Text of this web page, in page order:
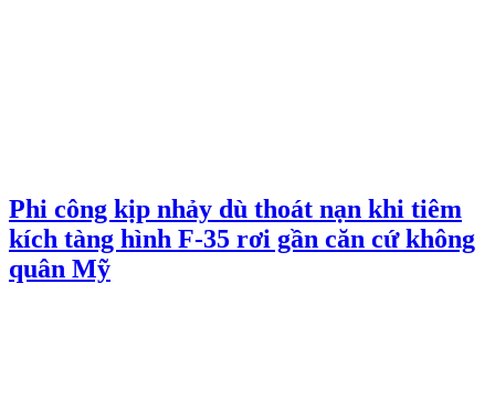
Phi công kịp nhảy dù thoát nạn khi tiêm
kích tàng hình F-35 rơi gần căn cứ không
quân Mỹ